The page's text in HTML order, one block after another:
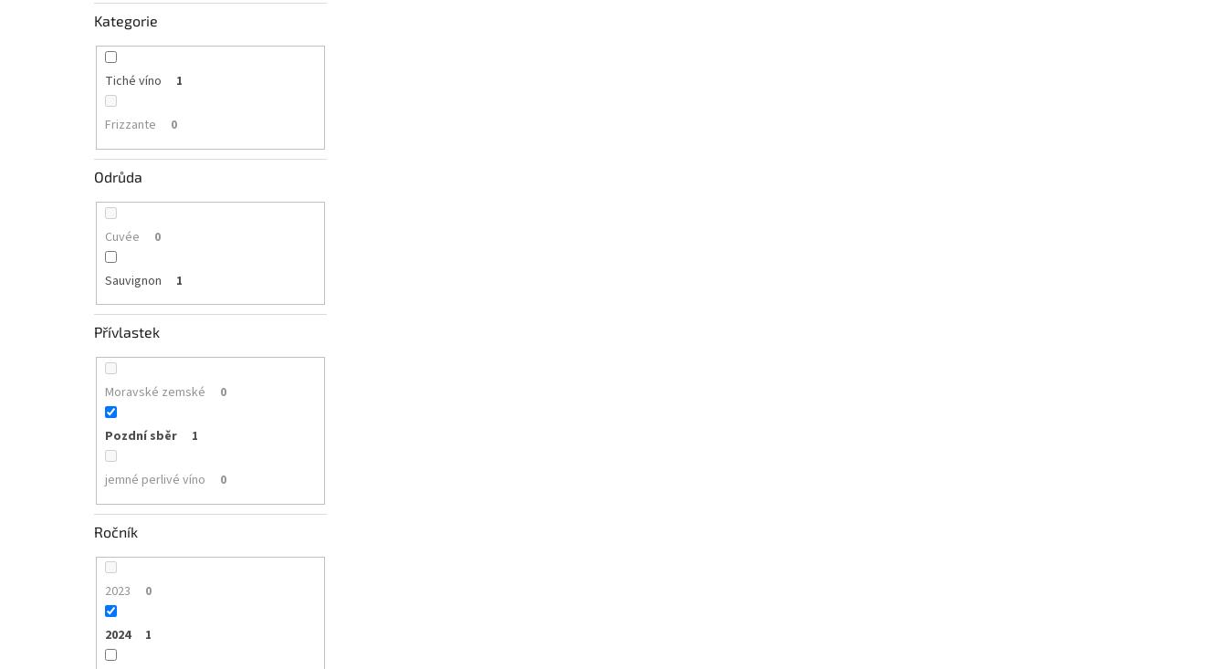
Kategorie
Tiché víno 1
Frizzante 0
Odrůda
Cuvée 0
Sauvignon 1
Přívlastek
Moravské zemské 0
Pozdní sběr 1
jemné perlivé víno 0
Ročník
2023 0
2024 1